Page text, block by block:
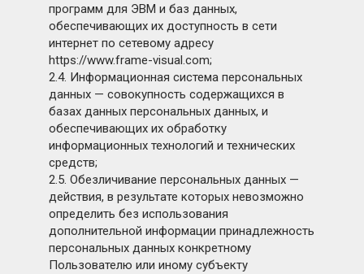
программ для ЭВМ и баз данных,
обеспечивающих их доступность в сети
интернет по сетевому адресу
https://www.frame-visual.com;
2.4. Информационная система персональных
данных — совокупность содержащихся в
базах данных персональных данных, и
обеспечивающих их обработку
информационных технологий и технических
средств;
2.5. Обезличивание персональных данных —
действия, в результате которых невозможно
определить без использования
дополнительной информации принадлежность
персональных данных конкретному
Пользователю или иному субъекту